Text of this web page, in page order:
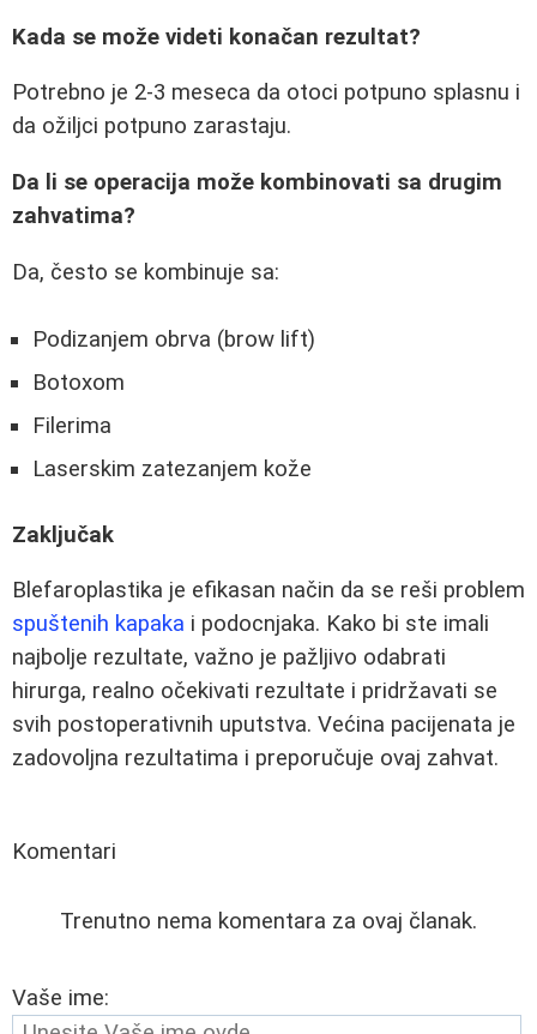
Kada se može videti konačan rezultat?
Potrebno je 2-3 meseca da otoci potpuno splasnu i
da ožiljci potpuno zarastaju.
Da li se operacija može kombinovati sa drugim
zahvatima?
Da, često se kombinuje sa:
Podizanjem obrva (brow lift)
Botoxom
Filerima
Laserskim zatezanjem kože
Zaključak
Blefaroplastika je efikasan način da se reši problem
spuštenih kapaka i podocnjaka. Kako bi ste imali
najbolje rezultate, važno je pažljivo odabrati
hirurga, realno očekivati rezultate i pridržavati se
svih postoperativnih uputstva. Većina pacijenata je
zadovoljna rezultatima i preporučuje ovaj zahvat.
Komentari
Trenutno nema komentara za ovaj članak.
Vaše ime: